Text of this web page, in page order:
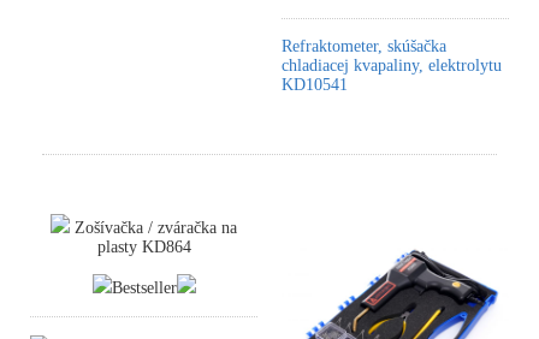
Refraktometer, skúšačka
chladiacej kvapaliny, elektrolytu
KD10541
Zošívačka / zváračka na
plasty KD864
Bestseller